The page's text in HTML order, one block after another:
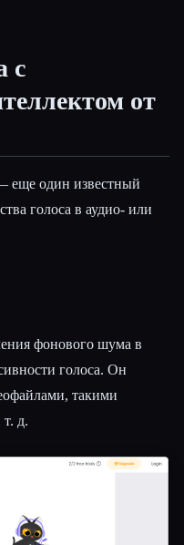
с
от
еще один известный
голоса в аудио- или
фонового шума в
голоса. Он
такими
д.